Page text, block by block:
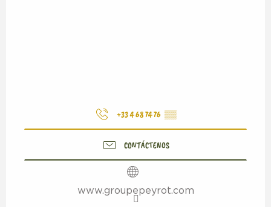
+33 4 68 74 76 ▒▒
CONTÁCTENOS
www.groupepeyrot.com